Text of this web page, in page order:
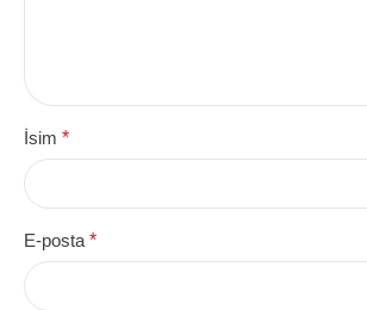
İsim *
E-posta*